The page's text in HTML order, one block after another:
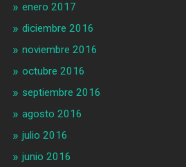
enero 2017
diciembre 2016
noviembre 2016
octubre 2016
septiembre 2016
agosto 2016
julio 2016
junio 2016